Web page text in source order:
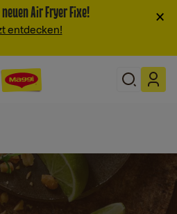
Air Fryer Fixe!
entdecken!
×